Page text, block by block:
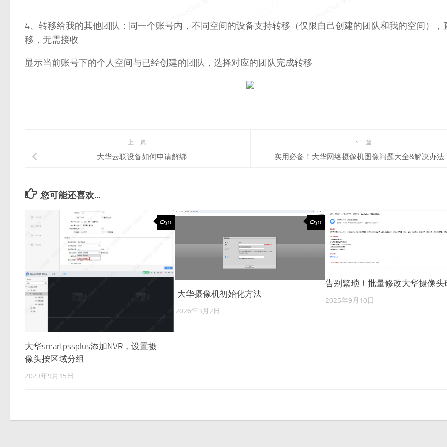
4、转移给我的其他团队：同一个账号内，不同空间的设备支持转移（仅限自己创建的团队和我的空间），
移，无需接收
显示当前账号下的个人空间与已经创建的团队，选择对应的团队完成转移
下一篇
实用必备！大华网络摄像机图像问题大全&解决办法
上一篇
大华云联设备如何申请解绑
您可能还喜欢...
0
大华smartpssplus添加NVR，设置摄
像头按区域分组
2023年9月15日
0
大华摄像机初始化方法
2026年3月2日
告别繁琐！批量修改大华摄像头
2025年9月10日